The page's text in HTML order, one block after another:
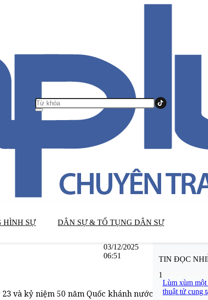
HÌNH SỰ DÂN SỰ & TỐ TỤNG DÂN SỰ
03/12/2025
06:51
và kỷ niệm 50 năm Quốc khánh nước
TIN ĐỌC
1
Lùm xùm một
thuật tử cung